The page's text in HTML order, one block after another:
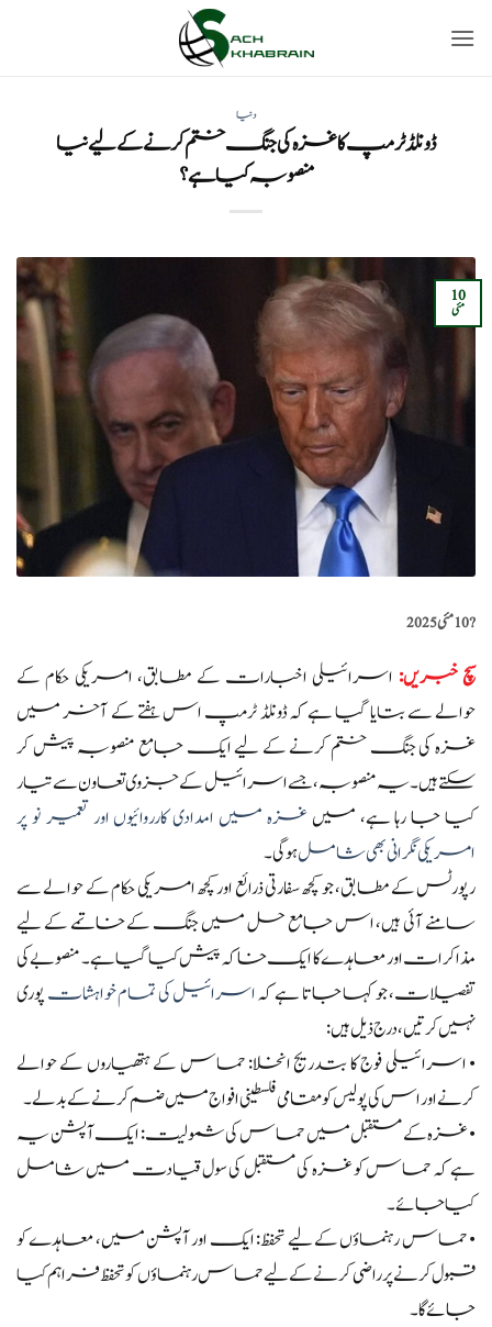
دنیا
ڈونلڈ ٹرمپ کا غزہ کی جنگ ختم کرنے کے لیے نیا
منصوبہ کیا ہے ؟
10
مئی
?️10 مئی 2025
سچ خبریں: اسرائیلی اخبارات کے مطابق، امریکی حکام کے
حوالے سے بتایا گیا ہے کہ ڈونلڈ ٹرمپ اس ہفتے کے آخر میں
غزہ کی جنگ ختم کرنے کے لیے ایک جامع منصوبہ پیش کر
سکتے ہیں۔ یہ منصوبہ، جسے اسرائیل کے جزوی تعاون سے تیار
کیا جا رہا ہے، میںغزہ میں امدادی کارروائیوں اور تعمیر نو پر
امریکی نگرانی بھی شاملہوگی۔
رپورٹس کے مطابق، جو کچھ سفارتی ذرائع اور کچھ امریکی حکام کے حوالے سے
سامنے آئی ہیں، اس جامع حل میں جنگ کے خاتمے کے لیے
مذاکرات اور معاہدے کا ایک خاکہ پیش کیا گیا ہے۔ منصوبے کی
تفصیلات، جو کہا جاتا ہے کہاسرائیل کی تمام خواہشاتپوری
نہیں کرتیں، درج ذیل ہیں:
• اسرائیلی فوج کا بتدریج انخلا: حماس کے ہتھیاروں کے حوالے
کرنے اور اس کی پولیس کو مقامی فلسطینی افواج میں ضم کرنے کے بدلے۔
• غزہ کے مستقبل میں حماس کی شمولیت: ایک آپشن یہ
ہے کہ حماس کو غزہ کی مستقبل کی سول قیادت میں شامل
کیا جائے۔
• حماس رہنماؤں کے لیے تحفظ: ایک اور آپشن میں، معاہدے کو
قبول کرنے پر راضی کرنے کے لیے حماس رہنماؤں کو تحفظ فراہم کیا
جائے گا۔